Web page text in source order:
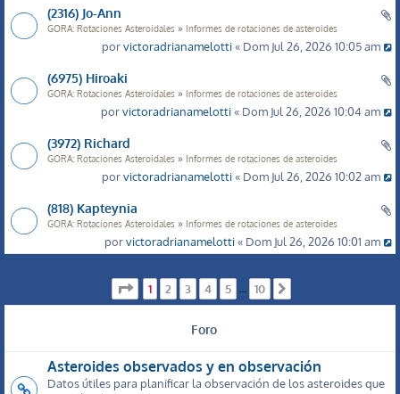
(2316) Jo-Ann
GORA: Rotaciones Asteroidales » Informes de rotaciones de asteroides
porvictoradrianamelotti« Dom Jul 26, 2026 10:05 am
(6975) Hiroaki
GORA: Rotaciones Asteroidales » Informes de rotaciones de asteroides
porvictoradrianamelotti« Dom Jul 26, 2026 10:04 am
(3972) Richard
GORA: Rotaciones Asteroidales » Informes de rotaciones de asteroides
porvictoradrianamelotti« Dom Jul 26, 2026 10:02 am
(818) Kapteynia
GORA: Rotaciones Asteroidales » Informes de rotaciones de asteroides
porvictoradrianamelotti« Dom Jul 26, 2026 10:01 am
Página de 10
1 2 3 4 5 … 10
Foro
Asteroides observados y en observación
Datos útiles para planificar la observación de los asteroides que